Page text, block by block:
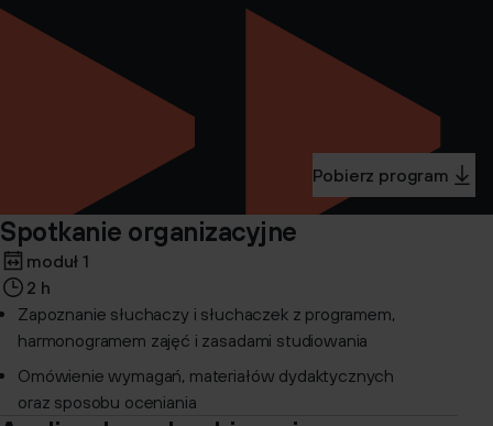
Pobierz program
Spotkanie organizacyjne
moduł 1
2 h
Zapoznanie słuchaczy i słuchaczek z programem,
harmonogramem zajęć i zasadami studiowania
Omówienie wymagań, materiałów dydaktycznych
oraz sposobu oceniania